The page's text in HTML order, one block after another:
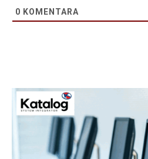
0 KOMENTARA